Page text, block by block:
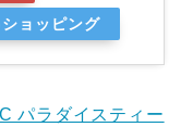
ョッピング
パラダイスティー